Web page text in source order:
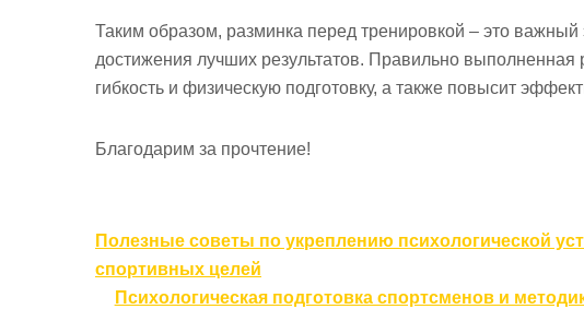
Таким образом, разминка перед тренировкой – это
достижения лучших результатов. Правильно
гибкость и физическую подготовку, а также повысит
Благодарим за прочтение!
Навигация
по
записям
Полезные советы по укреплению психологической
спортивных целей
Психологическая подготовка спортсменов и